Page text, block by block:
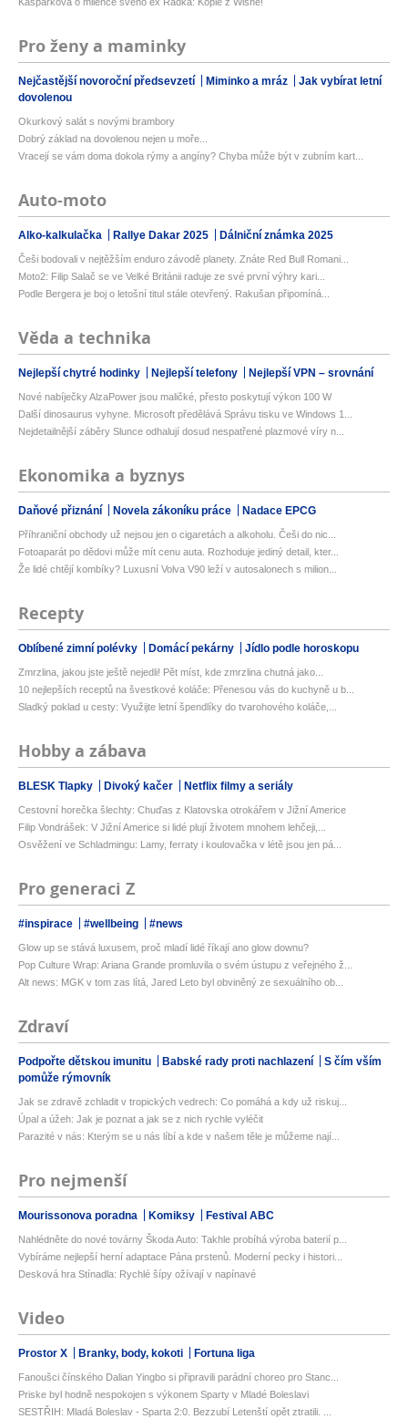
Kašpárková o milence svého ex Radka: Kopie z Wishe!
Pro ženy a maminky
Nejčastější novoroční předsevzetí Miminko a mráz
Jak vybírat letní
dovolenou
Okurkový salát s novými brambory
Dobrý základ na dovolenou nejen u moře...
Vracejí se vám doma dokola rýmy a angíny? Chyba může být v zubním kart...
Auto-moto
Alko-kalkulačka Rallye Dakar 2025 Dálniční známka 2025
Češi bodovali v nejtěžším enduro závodě planety. Znáte Red Bull Romani...
Moto2: Filip Salač se ve Velké Británii raduje ze své první výhry kari...
Podle Bergera je boj o letošní titul stále otevřený. Rakušan připomíná...
Věda a technika
Nejlepší chytré hodinky Nejlepší telefony Nejlepší VPN – srovnání
Nové nabíječky AlzaPower jsou maličké, přesto poskytují výkon 100 W
Další dinosaurus vyhyne. Microsoft předělává Správu tisku ve Windows 1...
Nejdetailnější záběry Slunce odhalují dosud nespatřené plazmové víry n...
Ekonomika a byznys
Daňové přiznání Novela zákoníku práce Nadace EPCG
Příhraniční obchody už nejsou jen o cigaretách a alkoholu. Češi do nic...
Fotoaparát po dědovi může mít cenu auta. Rozhoduje jediný detail, kter...
Že lidé chtějí kombíky? Luxusní Volva V90 leží v autosalonech s milion...
Recepty
Oblíbené zimní polévky Domácí pekárny Jídlo podle horoskopu
Zmrzlina, jakou jste ještě nejedli! Pět míst, kde zmrzlina chutná jako...
10 nejlepších receptů na švestkové koláče: Přenesou vás do kuchyně u b...
Sladký poklad u cesty: Využijte letní špendlíky do tvarohového koláče,...
Hobby a zábava
BLESK Tlapky Divoký kačer Netflix filmy a seriály
Cestovní horečka šlechty: Chuďas z Klatovska otrokářem v Jižní Americe
Filip Vondrášek: V Jižní Americe si lidé plují životem mnohem lehčeji,...
Osvěžení ve Schladmingu: Lamy, ferraty i koulovačka v létě jsou jen pá...
Pro generaci Z
#inspirace #wellbeing #news
Glow up se stává luxusem, proč mladí lidé říkají ano glow downu?
Pop Culture Wrap: Ariana Grande promluvila o svém ústupu z veřejného ž...
Alt news: MGK v tom zas lítá, Jared Leto byl obviněný ze sexuálního ob...
Zdraví
Podpořte dětskou imunitu Babské rady proti nachlazení
S čím vším
pomůže rýmovník
Jak se zdravě zchladit v tropických vedrech: Co pomáhá a kdy už riskuj...
Úpal a úžeh: Jak je poznat a jak se z nich rychle vyléčit
Parazité v nás: Kterým se u nás líbí a kde v našem těle je můžeme nají...
Pro nejmenší
Mourissonova poradna Komiksy Festival ABC
Nahlédněte do nové továrny Škoda Auto: Takhle probíhá výroba baterií p...
Vybíráme nejlepší herní adaptace Pána prstenů. Moderní pecky i histori...
Desková hra Stínadla: Rychlé šípy ožívají v napínavé
Video
Prostor X Branky, body, kokoti Fortuna liga
Fanoušci čínského Dalian Yingbo si připravili parádní choreo pro Stanc...
Priske byl hodně nespokojen s výkonem Sparty v Mladé Boleslavi
SESTŘIH: Mladá Boleslav - Sparta 2:0. Bezzubí Letenští opět ztratili. ...